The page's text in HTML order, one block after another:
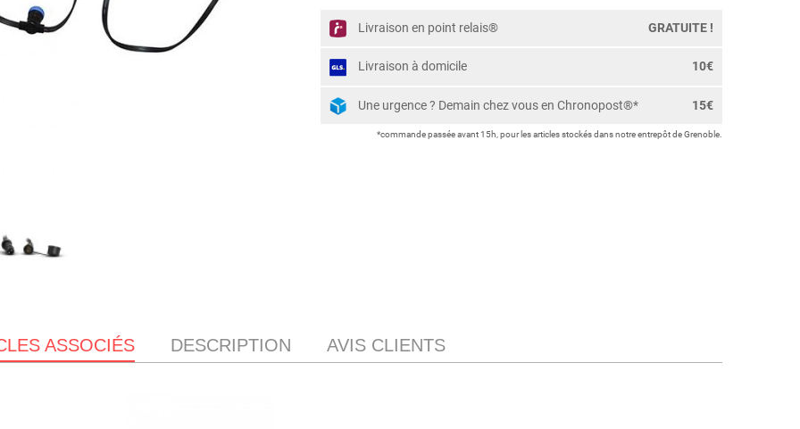
Livraison en point relais® GRATUITE !
Livraison à domicile 10€
Une urgence ? Demain chez vous en Chronopost®* 15€
*commande passée avant 15h, pour les articles stockés dans notre entrepôt de Grenoble.
ASSOCIÉS DESCRIPTION AVIS CLIENTS